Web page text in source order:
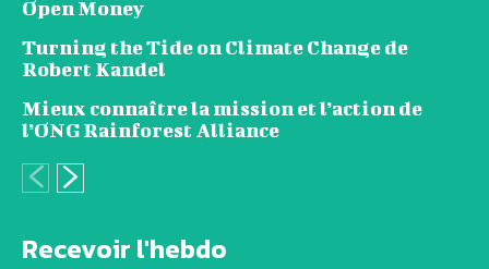
Open Money
Turning the Tide on Climate Change de
Robert Kandel
Mieux connaître la mission et l’action de
l’ONG Rainforest Alliance
Recevoir l'hebdo